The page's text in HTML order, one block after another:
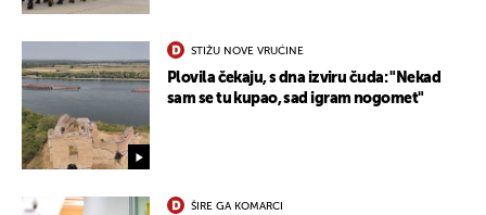
STIŽU NOVE VRUĆINE
Plovila čekaju, s dna izviru čuda: "Nekad
sam se tu kupao, sad igram nogomet"
ŠIRE GA KOMARCI